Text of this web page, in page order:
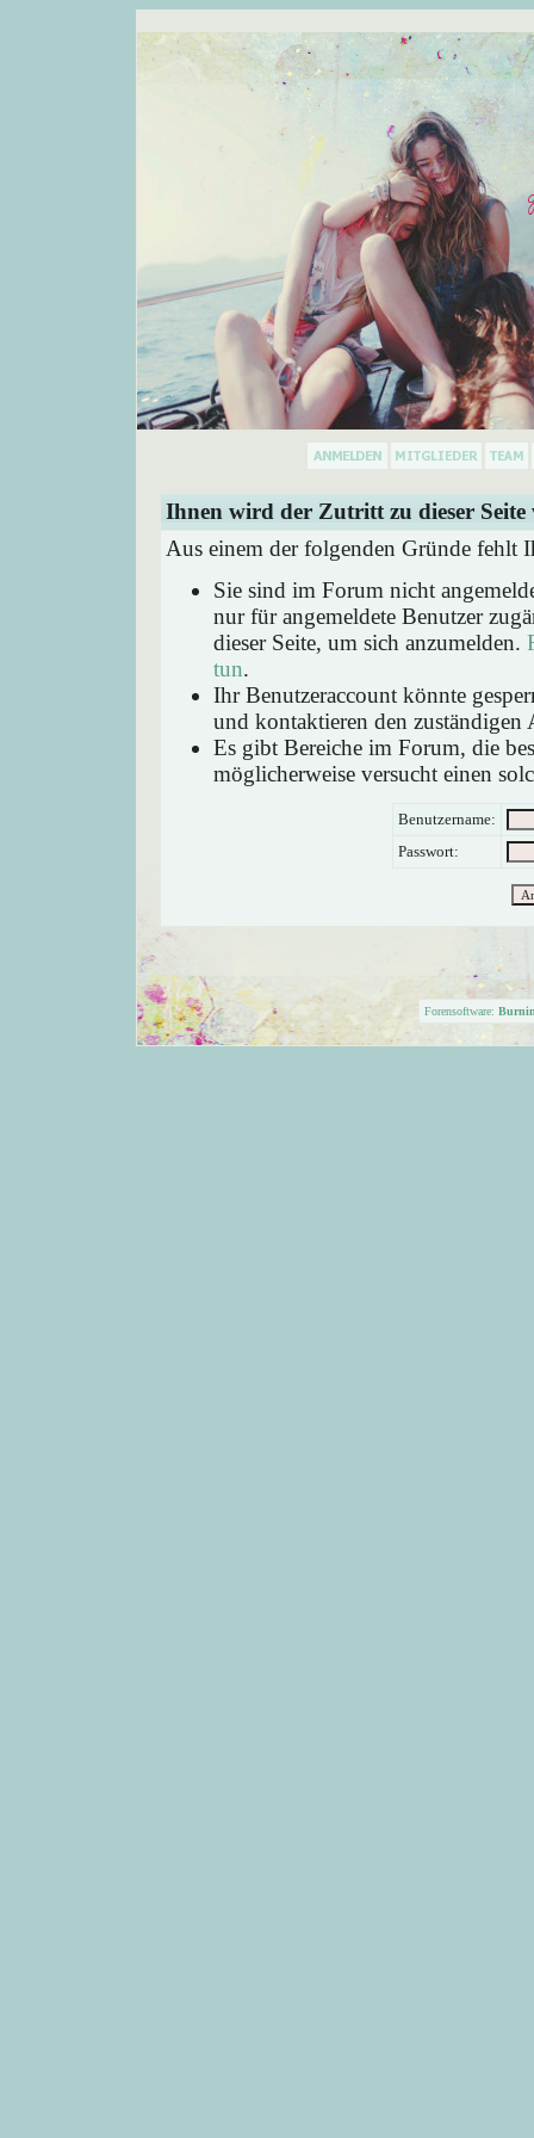
Ihnen wird der Zutritt zu dieser Seite
Aus einem der folgenden Gründe fehlt
Sie sind im Forum nicht
nur für angemeldete Benutzer
dieser Seite, um sich anzumelden.
tun.
Ihr Benutzeraccount könnte
und kontaktieren den zuständigen
Es gibt Bereiche im Forum, die
möglicherweise versucht einen
Benutzername:
Passwort:
Forensoftware: